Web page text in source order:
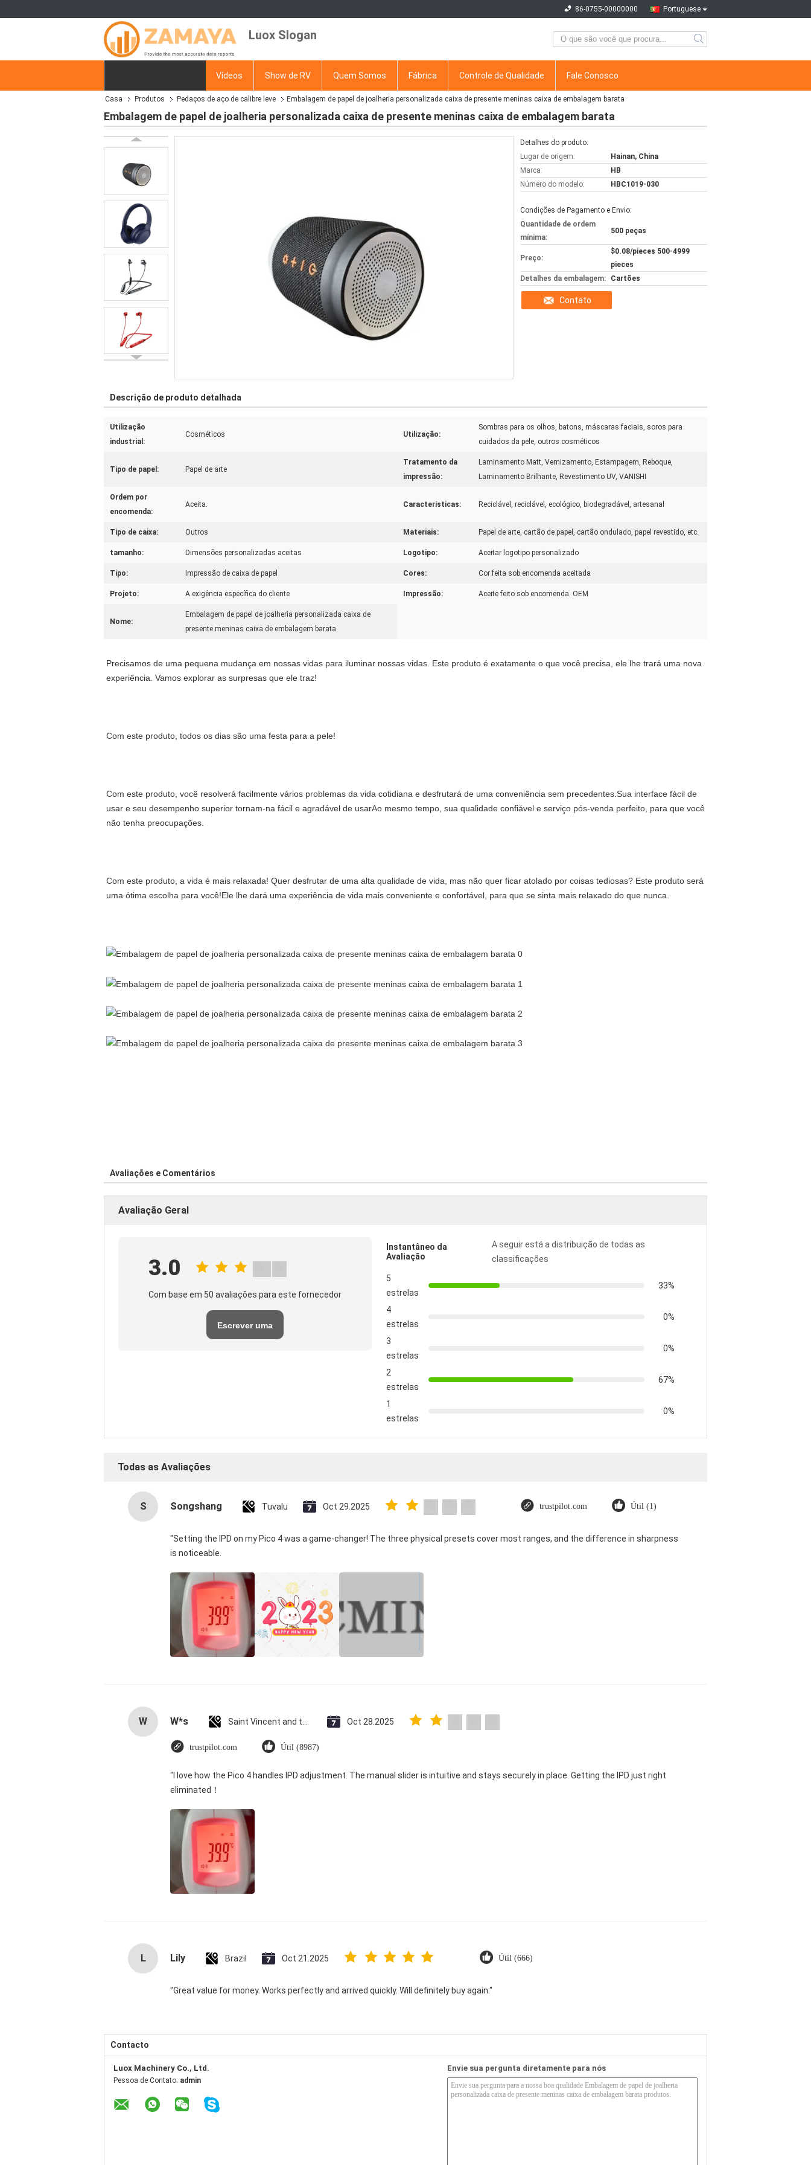
Portuguese
86-0755-00000000
Luox Slogan
Vídeos Show de RV Quem Somos Fábrica Controle de Qualidade Fale Conosco
Pedir um orçamento
Casa Produtos Pedaços de aço de calibre leve Embalagem de papel de joalheria personalizada caixa de presente meninas caixa de embalagem barata
Embalagem de papel de joalheria personalizada caixa de presente meninas caixa de embalagem barata
Detalhes do produto:
Lugar de origem:
Hainan, China
Marca:
HB
Número do modelo:
HBC1019-030
Condições de Pagamento e Envio:
Quantidade de ordem
mínima:
500 peças
Preço:
$0.08/pieces 500-4999
pieces
Detalhes da embalagem:
Cartões
Contato
Descrição de produto detalhada
Utilização
industrial:
Cosméticos Utilização:
Sombras para os olhos, batons, máscaras faciais, soros para
cuidados da pele, outros cosméticos
Tipo de papel: Papel de arte
Tratamento da
impressão:
Laminamento Matt, Vernizamento, Estampagem, Reboque,
Laminamento Brilhante, Revestimento UV, VANISHI
Ordem por
encomenda:
Aceita. Características: Reciclável, reciclável, ecológico, biodegradável, artesanal
Tipo de caixa: Outros Materiais: Papel de arte, cartão de papel, cartão ondulado, papel revestido, etc.
tamanho: Dimensões personalizadas aceitas Logotipo: Aceitar logotipo personalizado
Tipo: Impressão de caixa de papel Cores: Cor feita sob encomenda aceitada
Projeto: A exigência específica do cliente Impressão: Aceite feito sob encomenda. OEM
Nome:
Embalagem de papel de joalheria personalizada caixa de
presente meninas caixa de embalagem barata
Precisamos de uma pequena mudança em nossas vidas para iluminar nossas vidas. Este produto é exatamente o que você precisa, ele lhe trará uma nova
experiência. Vamos explorar as surpresas que ele traz!
Com este produto, todos os dias são uma festa para a pele!
Com este produto, você resolverá facilmente vários problemas da vida cotidiana e desfrutará de uma conveniência sem precedentes.Sua interface fácil de
usar e seu desempenho superior tornam-na fácil e agradável de usarAo mesmo tempo, sua qualidade confiável e serviço pós-venda perfeito, para que você
não tenha preocupações.
Com este produto, a vida é mais relaxada! Quer desfrutar de uma alta qualidade de vida, mas não quer ficar atolado por coisas tediosas? Este produto será
uma ótima escolha para você!Ele lhe dará uma experiência de vida mais conveniente e confortável, para que se sinta mais relaxado do que nunca.
Avaliações e Comentários
Avaliação Geral
3.0
Com base em 50 avaliações para este fornecedor
Escrever uma
Instantâneo da
Avaliação
A seguir está a distribuição de todas as
classificações
5
estrelas
33%
4
estrelas
0%
3
estrelas
0%
2
estrelas
67%
1
estrelas
0%
Todas as Avaliações
S Songshang Tuvalu Oct 29.2025 trustpilot.com Útil (1)
"Setting the IPD on my Pico 4 was a game-changer! The three physical presets cover most ranges, and the difference in sharpness
is noticeable.
W W*s Oct 28.2025
trustpilot.com Útil (8987)
"I love how the Pico 4 handles IPD adjustment. The manual slider is intuitive and stays securely in place. Getting the IPD just right
eliminated！
L Lily Brazil Oct 21.2025 Útil (666)
"Great value for money. Works perfectly and arrived quickly. Will definitely buy again."
Contacto
Luox Machinery Co., Ltd.
Pessoa de Contato: admin
Envie sua pergunta diretamente para nós